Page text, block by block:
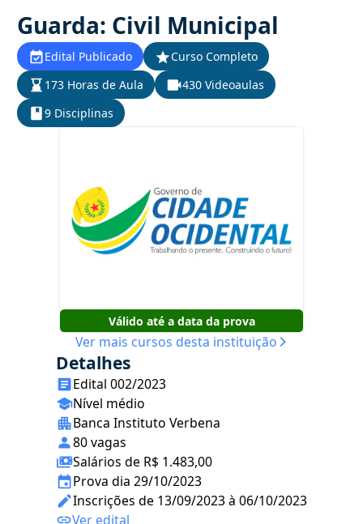
Guarda: Civil Municipal
Edital Publicado
Curso Completo
173 Horas de Aula
430 Videoaulas
9 Disciplinas
Válido até a data da prova
Ver mais cursos desta instituição
Detalhes
Edital 002/2023
Nível médio
Banca Instituto Verbena
80 vagas
Salários de R$ 1.483,00
Prova dia 29/10/2023
Inscrições de 13/09/2023 à 06/10/2023
Ver edital